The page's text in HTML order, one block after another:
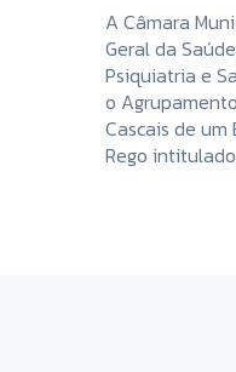
A Câmara
Geral da
Psiquiatria e
o
Cascais de
Rego